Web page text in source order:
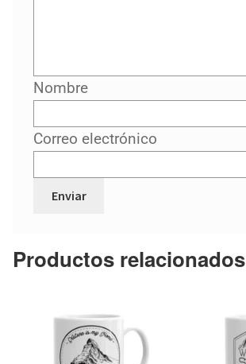
Nombre
Correo electrónico
Productos relacionados